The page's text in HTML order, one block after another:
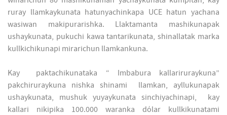
ruray llamkaykunata hatunyachinkapa UCE hatun yachana
wasiwan makipurarishka. Llaktamanta mashikunapak
ushaykunata, pukuchi kawa tantarikunata, shinallatak marka
kullkichikunapi mirarichun llamkankuna.
Kay paktachikunataka “ Imbabura kallariruraykuna”
pakchiruraykuna nishka shinami llamkan, ayllukunapak
ushaykunata, mushuk yuyaykunata sinchiyachinapi, kay
kallari nikipika 100.000 waranka dólar kullkikunatami